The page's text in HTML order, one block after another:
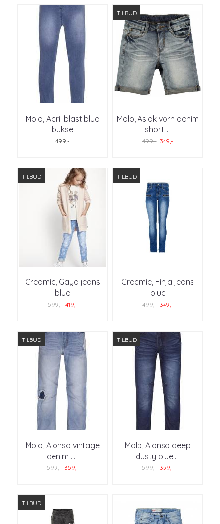
Molo, April blast blue
bukse
499,-
TILBUD
Molo, Aslak vorn denim
short...
499,- 349,-
TILBUD
Creamie, Gaya jeans
blue
599,- 419,-
TILBUD
Creamie, Finja jeans
blue
499,- 349,-
TILBUD
Molo, Alonso vintage
denim ....
599,- 359,-
TILBUD
Molo, Alonso deep
dusty blue...
599,- 359,-
TILBUD